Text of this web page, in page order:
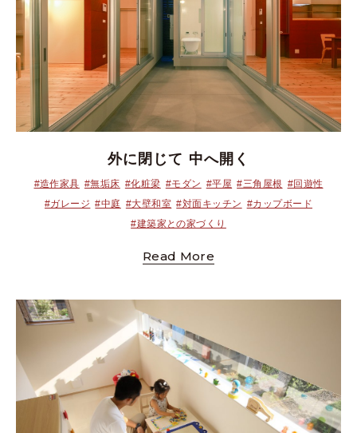
外に閉じて 中へ開く
#造作家具 #無垢床 #化粧梁 #モダン #平屋 #三角屋根 #回遊性
#ガレージ #中庭 #大壁和室 #対面キッチン #カップボード
#建築家との家づくり
Read More